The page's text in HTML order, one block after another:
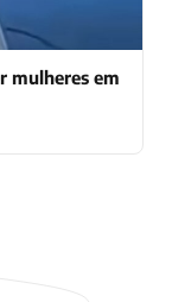
mulheres em